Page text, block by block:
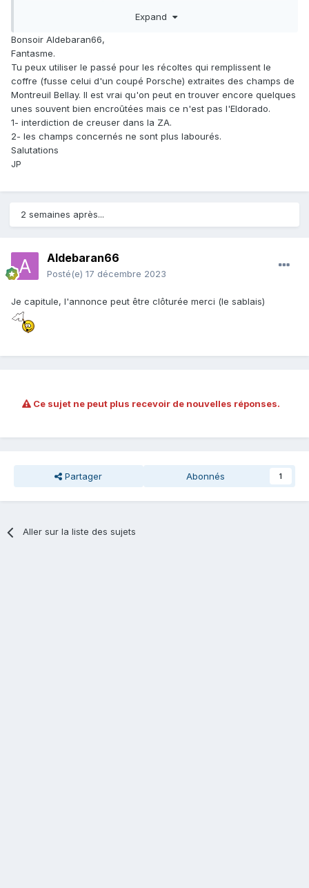
au bord des fenêtres c'est que c’a n'a (n'avait) rien de rare,
quel promeneur du dimanche sans grande expérience.
Alors ce qui me choque pour le coup c'est que PERSONNE
ne propose de spécimens de ce site (2 touches sur des lots
d'oursins sans gangue pour l'instant)même si pas
intéressés contre les spécimens de cette pagequi
demandent pourtant d'avoir un sacré coup de pioche et
pas le coffre de la voiture ouvert en bordure de route.
andradite français) mais pas contre des bricoles.
Expand
Bonsoir Aldebaran66,
Fantasme.
Tu peux utiliser le passé pour les récoltes qui remplissent le
coffre (fusse celui d'un coupé Porsche) extraites des champs de
Montreuil Bellay. Il est vrai qu'on peut en trouver encore quelques
unes souvent bien encroûtées mais ce n'est pas l'Eldorado.
1- interdiction de creuser dans la ZA.
2- les champs concernés ne sont plus labourés.
Salutations
JP
2 semaines après...
Aldebaran66
Posté(e) 17 décembre 2023
Je capitule, l'annonce peut être clôturée merci (le sablais)
Ce sujet ne peut plus recevoir de nouvelles réponses.
Partager Abonnés 1
Aller sur la liste des sujets